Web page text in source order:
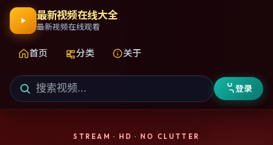
最新视频在线大全
最新视频在线观看
首页 分类 关于
登录
STREAM · HD · NO CLUTTER